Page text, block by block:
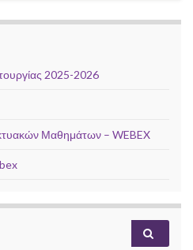
2025-2026
Μαθημάτων – WEBEX